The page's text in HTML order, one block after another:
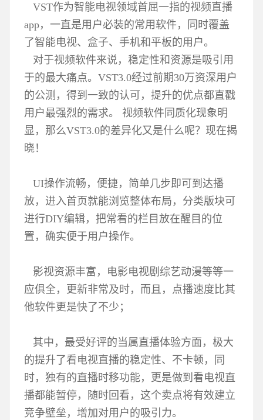
VST作为智能电视领域首屈一指的视频直播
app，一直是用户必装的常用软件，同时覆盖
了智能电视、盒子、手机和平板的用户。
对于视频软件来说，稳定性和资源是吸引用
于的最大痛点。VST3.0经过前期30万资深用户
的公测，得到一致的认可，提升的优点都直戳
用户最强烈的需求。 视频软件同质化现象明
显，那么VST3.0的差异化又是什么呢？现在揭
晓！
UI操作流畅，便捷，简单几步即可到达播
放，进入首页就能浏览整体布局，分类版块可
进行DIY编辑，把常看的栏目放在醒目的位
置，确实便于用户操作。
影视资源丰富，电影电视剧综艺动漫等等一
应俱全，更新非常及时，而且，点播速度比其
他软件更是快了不少；
其中，最受好评的当属直播体验方面，极大
的提升了看电视直播的稳定性、不卡顿，同
时，独有的直播时移功能，更是做到看电视直
播都能暂停，随时回看，这个卖点将有效建立
竞争壁垒，增加对用户的吸引力。